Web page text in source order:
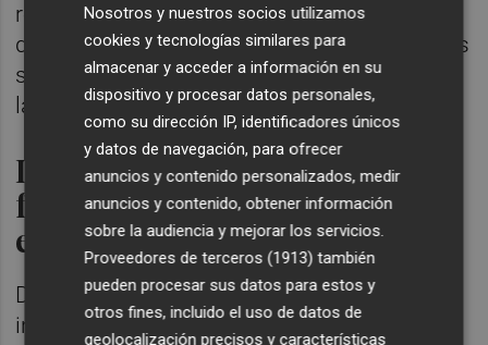
respecto a 2023), mientras que en la zona
del euro y en los principales países europeos
se observó un incremento más acusado de
las tenencias de no residentes.
La deuda a menos de un año
fue inferior a la de la zona
euro
De su lado, la deuda con plazo residual
inferior a un año, entendida como aquella
Nosotros y nuestros socios utilizamos
cookies y tecnologías similares para
almacenar y acceder a información en su
dispositivo y procesar datos personales,
como su dirección IP, identificadores únicos
y datos de navegación, para ofrecer
anuncios y contenido personalizados, medir
anuncios y contenido, obtener información
sobre la audiencia y mejorar los servicios.
Proveedores de terceros (1913) también
pueden procesar sus datos para estos y
otros fines, incluido el uso de datos de
geolocalización precisos y características